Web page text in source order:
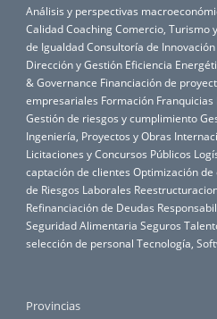
Análisis y perspectivas
CalidadCoachingComercio, Turismo
de IgualdadConsultoría de Innovación
Dirección y Gestión Eficiencia
& Governance Financiación de
empresariales Formación Franquicias
Gestión de riesgos y cumplimiento
Ingeniería, Proyectos y Obras
Licitaciones y Concursos Públicos
captación de clientes Optimización de
de Riesgos Laborales
Refinanciación de Deudas
Seguridad Alimentaria Seguros
selección de personal Tecnología,
Provincias